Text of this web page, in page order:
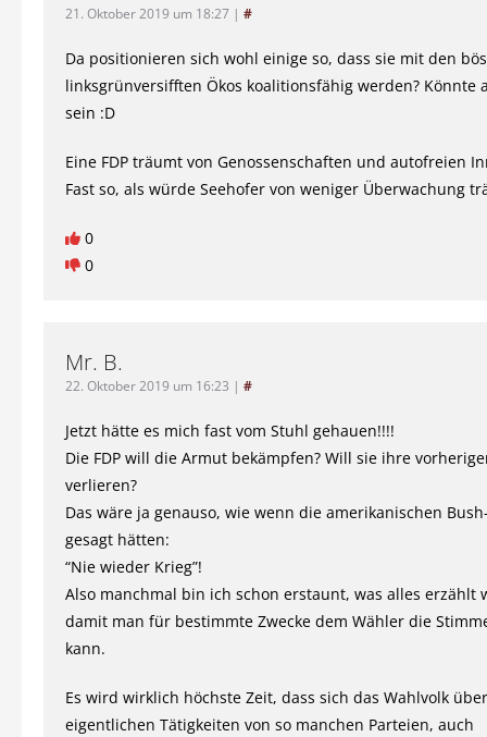
21. Oktober 2019 um 18:27 | #
Da positionieren sich wohl einige so, dass sie mit den
linksgrünversifften Ökos koalitionsfähig werden? Könnte
sein :D
Eine FDP träumt von Genossenschaften und autofreien
Fast so, als würde Seehofer von weniger Überwachung
0
0
Mr. B.
22. Oktober 2019 um 16:23 | #
Jetzt hätte es mich fast vom Stuhl gehauen!!!!
Die FDP will die Armut bekämpfen? Will sie ihre
verlieren?
Das wäre ja genauso, wie wenn die amerikanischen
gesagt hätten:
“Nie wieder Krieg”!
Also manchmal bin ich schon erstaunt, was alles erzählt
damit man für bestimmte Zwecke dem Wähler die
kann.
Es wird wirklich höchste Zeit, dass sich das Wahlvolk
eigentlichen Tätigkeiten von so manchen Parteien, auch